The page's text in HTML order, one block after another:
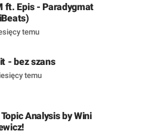
ft. Epis - Paradygmat
temu
- bez szans
temu
Analysis by Wini